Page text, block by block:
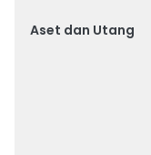
Aset dan Utang